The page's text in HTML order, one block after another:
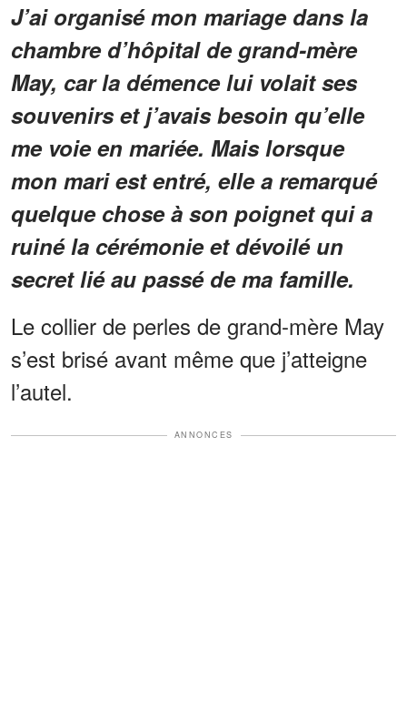
J’ai organisé mon mariage dans la
chambre d’hôpital de grand-mère
May, car la démence lui volait ses
souvenirs et j’avais besoin qu’elle
me voie en mariée. Mais lorsque
mon mari est entré, elle a remarqué
quelque chose à son poignet qui a
ruiné la cérémonie et dévoilé un
secret lié au passé de ma famille.
Le collier de perles de grand-mère May
s’est brisé avant même que j’atteigne
l’autel.
ANNONCES